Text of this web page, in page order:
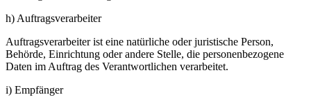
h) Auftragsverarbeiter
Auftragsverarbeiter ist eine natürliche oder juristische Person,
Behörde, Einrichtung oder andere Stelle, die personenbezogene
Daten im Auftrag des Verantwortlichen verarbeitet.
i) Empfänger